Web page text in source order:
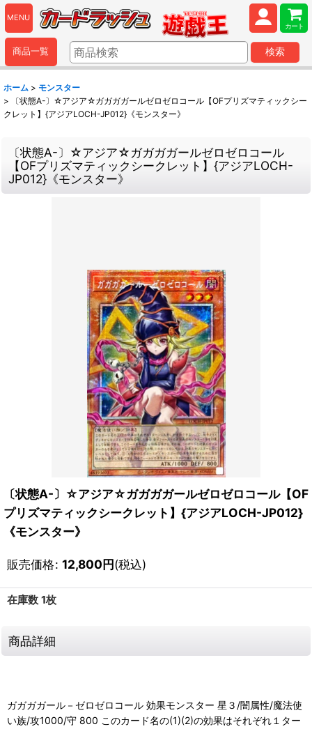
MENU
カート
商品一覧 検索
ホーム > モンスター
>
〔状態A-〕☆アジア☆ガガガガールゼロゼロコール【OFプリズマティックシー
クレット】{アジアLOCH-JP012}《モンスター》
〔状態A-〕☆アジア☆ガガガガールゼロゼロコール
【OFプリズマティックシークレット】{アジアLOCH-
JP012}《モンスター》
〔状態A-〕☆アジア☆ガガガガールゼロゼロコール【OF
プリズマティックシークレット】{アジアLOCH-JP012}
《モンスター》
販売価格: 12,800円(税込)
在庫数 1枚
商品詳細
ガガガガール－ゼロゼロコール 効果モンスター 星３/闇属性/魔法使
い族/攻1000/守 800 このカード名の(1)(2)の効果はそれぞれ１ター